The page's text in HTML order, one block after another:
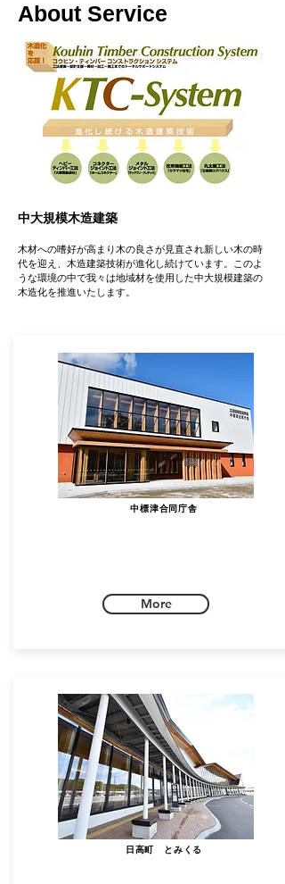
About Service
中大規模木造建築
木材への嗜好が高まり木の良さが見直され新しい木の時
代を迎え、木造建築技術が進化し続けています。このよ
うな環境の中で我々は地域材を使用した中大規模建築の
木造化を推進いたします。
中標津合同庁舎
More
日高町 とみくる